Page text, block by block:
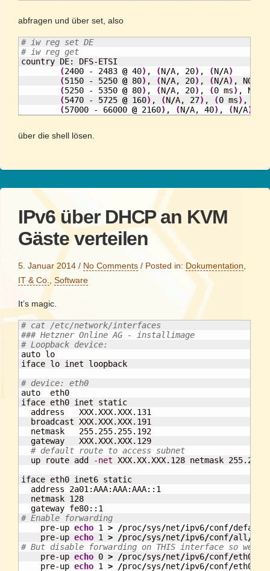
abfragen und über set, also
# iw reg set DE
# iw reg get
country DE: DFS-ETSI
(2400 - 2483 @ 40) , (N/A, 20) , (N/A)
(5150 - 5250 @ 80) , (N/A, 20) , (N/A) , NO-
(5250 - 5350 @ 80) , (N/A, 20) , (0 ms) , NO-
(5470 - 5725 @ 160) , (N/A, 27) , (0 ms) , DFS
(57000 - 66000 @ 2160) , (N/A, 40) , (N/A)
über die shell lösen.
IPv6 über DHCP an KVM
Gäste verteilen
5. Januar 2014 / No Comments / Posted in: Dokumentation
IT & Co. Software
It’s magic.
# cat /etc/network/interfaces
### Hetzner Online AG - installimage
# Loopback device:
auto lo
iface lo inet loopback
# device: eth0
auto  eth0
iface eth0 inet static
  address   XXX.XXX.XXX.131
  broadcast XXX.XXX.XXX.191
  netmask   255.255.255.192
  gateway   XXX.XXX.XXX.129
# default route to access subnet
  up route add
-net XXX.XX.XXX.128 netmask
iface eth0 inet6 static
  address 2a01:AAA:AAA:AAA::
1
  netmask
128
  gateway fe80::
1
# Enable forwarding
pre-up echo 1 > /proc/sys/net/ipv6/conf/default
    pre-up
echo 1 > /proc/sys/net/ipv6/conf/all /
# But disable forwarding on THIS interface so we
pre-up echo 0 > /proc/sys/net/ipv6/conf/eth0
    pre-up
echo 1 > /proc/sys/net/ipv6/conf/eth0